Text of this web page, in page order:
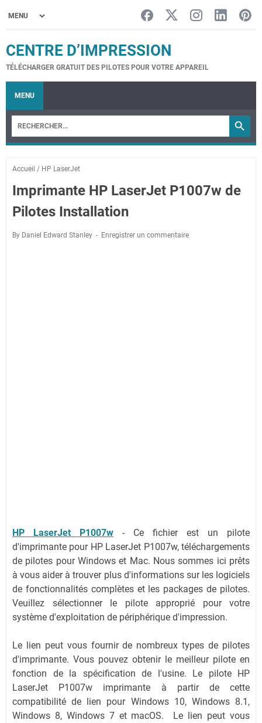
CENTRE D’IMPRESSION
TÉLÉCHARGER GRATUIT DES PILOTES POUR VOTRE APPAREIL
MENU
Accueil / HP LaserJet
Imprimante HP LaserJet P1007w de
Pilotes Installation
By Daniel Edward Stanley Enregistrer un commentaire
HP LaserJet P1007w - Ce fichier est un pilote
d'imprimante pour HP LaserJet P1007w, téléchargements
de pilotes pour Windows et Mac. Nous sommes ici prêts
à vous aider à trouver plus d'informations sur les logiciels
de fonctionnalités complètes et les packages de pilotes.
Veuillez sélectionner le pilote approprié pour votre
système d'exploitation de périphérique d'impression.
Le lien peut vous fournir de nombreux types de pilotes
d'imprimante. Vous pouvez obtenir le meilleur pilote en
fonction de la spécification de l'usine. Le pilote HP
LaserJet P1007w imprimante à partir de cette
compatibilité de lien pour Windows 10, Windows 8.1,
Windows 8, Windows 7 et macOS. Le lien peut vous